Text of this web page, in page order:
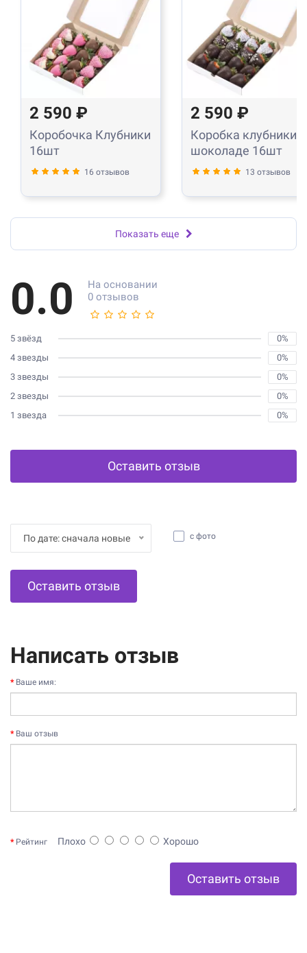
2 590 ₽
Коробочка Клубники
16шт
16 отзывов
2 590 ₽
Коробка клубники в
шоколаде 16шт
13 отзывов
Показать еще
0.0
На основании
0 отзывов
5 звёзд
0%
4 звезды
0%
3 звезды
0%
2 звезды
0%
1 звезда
0%
Оставить отзыв
По дате: сначала новые с фото
Оставить отзыв
Написать отзыв
Ваше имя:
Ваш отзыв
Рейтинг Плохо Хорошо
Оставить отзыв